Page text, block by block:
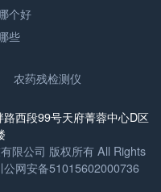
个好
些
农药残检测仪
西段99号天府菁蓉中心D区
限公司 版权所有 All Rights
公网安备51015602000736